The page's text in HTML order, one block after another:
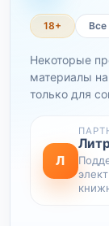
18+
Некоторые
материалы
только для
Л